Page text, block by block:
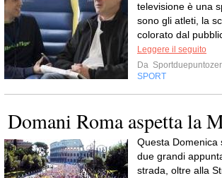
televisione è una
sono gli atleti, la
colorato dal
Leggere il seguito
Da
SPORT
Domani Roma aspetta la
Questa Domenica
due grandi
strada, oltre alla